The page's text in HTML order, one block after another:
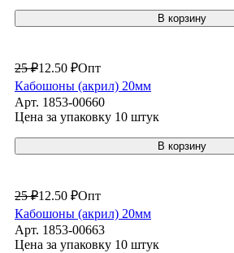
В корзину
25 ₽12.50 ₽Опт
Кабошоны (акрил) 20мм
Арт. 1853-00660
Цена за упаковку 10 штук
В корзину
25 ₽12.50 ₽Опт
Кабошоны (акрил) 20мм
Арт. 1853-00663
Цена за упаковку 10 штук